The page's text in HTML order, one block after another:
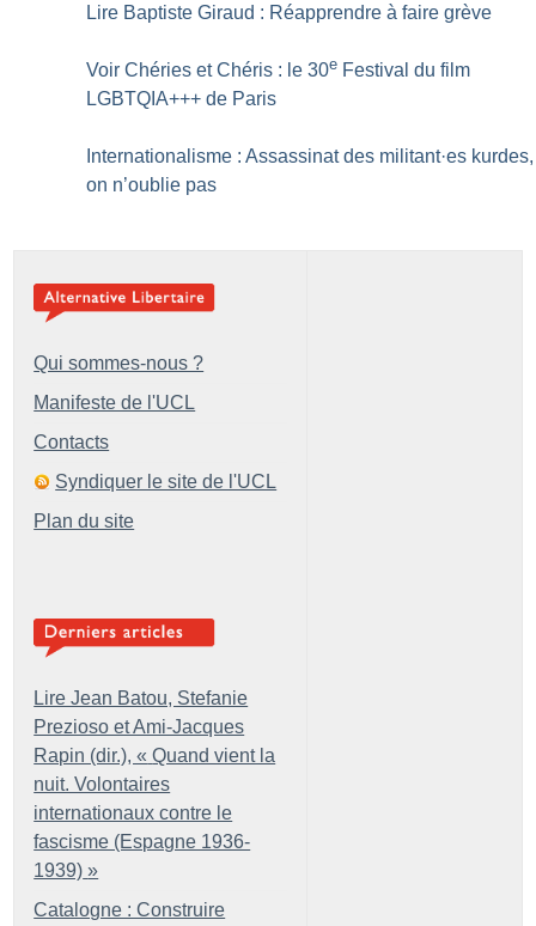
Lire Baptiste Giraud : Réapprendre à faire grève
Voir Chéries et Chéris : le 30e Festival du film
LGBTQIA+++ de Paris
Internationalisme : Assassinat des militant·es kurdes,
on n’oublie pas
Qui sommes-nous ?
Manifeste de l'UCL
Contacts
Syndiquer le site de l'UCL
Plan du site
Lire Jean Batou, Stefanie
Prezioso et Ami-Jacques
Rapin (dir.), « Quand vient la
nuit. Volontaires
internationaux contre le
fascisme (Espagne 1936-
1939) »
Catalogne : Construire